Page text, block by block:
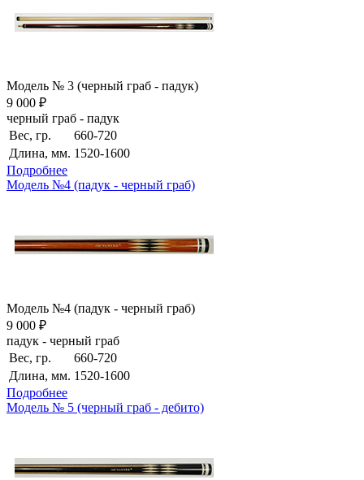
Модель № 3 (черный граб - падук)
9 000 ₽
черный граб - падук
Вес, гр.
660-720
Длина, мм. 1520-1600
Подробнее
Модель №4 (падук - черный граб)
Модель №4 (падук - черный граб)
9 000 ₽
падук - черный граб
Вес, гр.
660-720
Длина, мм. 1520-1600
Подробнее
Модель № 5 (черный граб - дебито)